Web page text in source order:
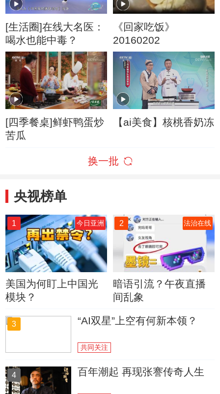
[生活圈]在线大名医：
喝水也能中毒？
《回家吃饭》
20160202
[四季餐桌]鲜虾鸭蛋炒
苦瓜
【ai美食】核桃香奶冻
换一批
央视榜单
1 今日亚洲
美国为何盯上中国光
模块？
2 法治在线
暗语引流？午夜直播
间乱象
3 “AI双星”上空有何新本领？
共同关注
4 百年潮起 再现张謇传奇人生